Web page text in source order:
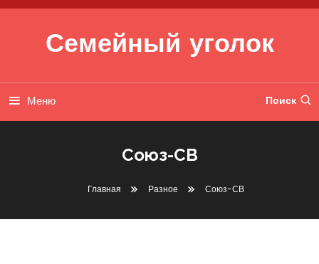
Перейти к содержимому
Семейный уголок
Меню Поиск
Союз-СВ
Главная Разное Союз-СВ